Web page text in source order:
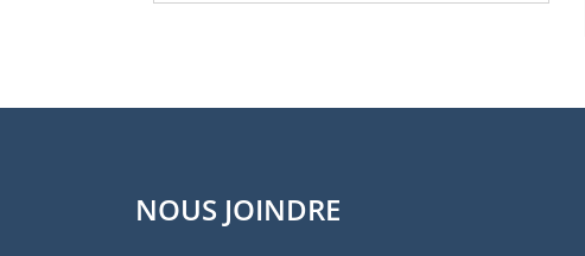
NOUS JOINDRE